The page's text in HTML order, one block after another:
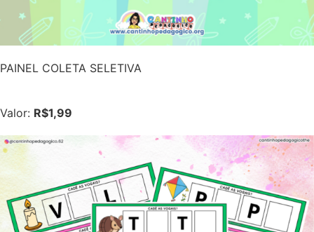
PAINEL COLETA SELETIVA
Valor: R$1,99